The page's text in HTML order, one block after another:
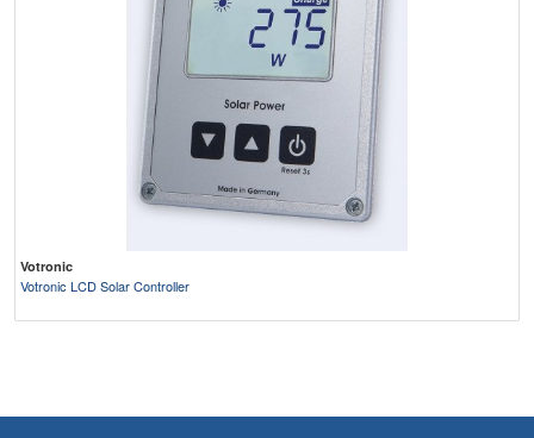
Votronic
Votronic LCD Solar Controller